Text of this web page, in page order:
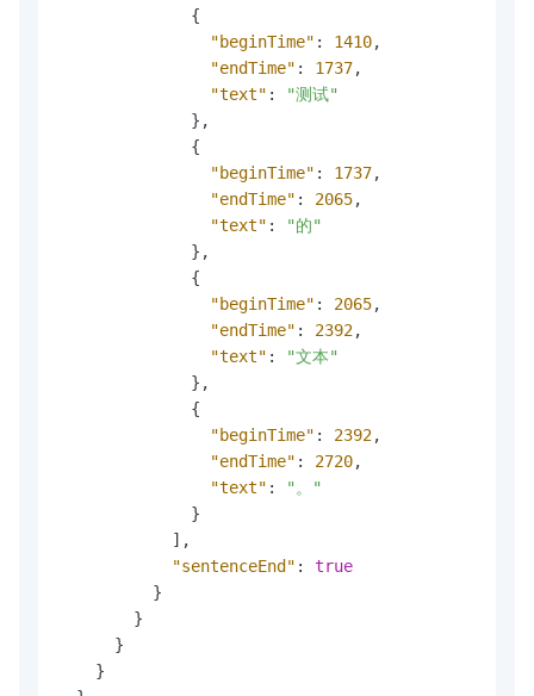
{
"beginTime" : 1410,
"endTime" : 1737,
"text" :
"测试"
} ,
{
"beginTime" : 1737,
"endTime" : 2065,
"text" :
"的"
} ,
{
"beginTime" : 2065,
"endTime" : 2392,
"text" :
"文本"
} ,
{
"beginTime" : 2392,
"endTime" : 2720,
"text" :
"。"
}
] ,
"sentenceEnd" :
true
}
}
}
}